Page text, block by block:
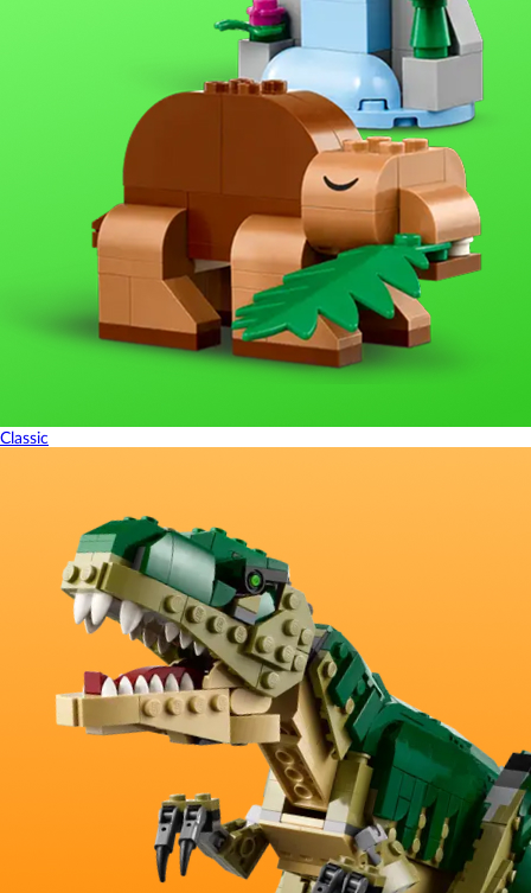
Classic